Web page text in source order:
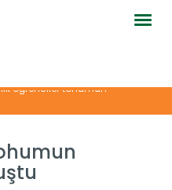
öğrenciler tohumun